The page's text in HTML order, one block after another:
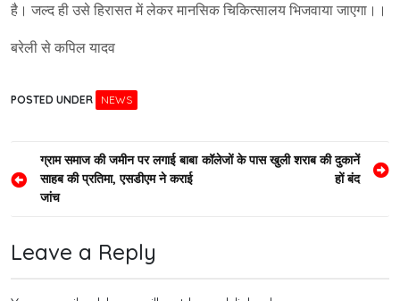
है। जल्द ही उसे हिरासत में लेकर मानसिक चिकित्सालय भिजवाया जाएगा।।
बरेली से कपिल यादव
POSTED UNDER NEWS
Post
navigation
ग्राम समाज की जमीन पर लगाई बाबा
साहब की प्रतिमा, एसडीएम ने कराई
जांच
कॉलेजों के पास खुली शराब की दुकानें
हों बंद
Leave a Reply